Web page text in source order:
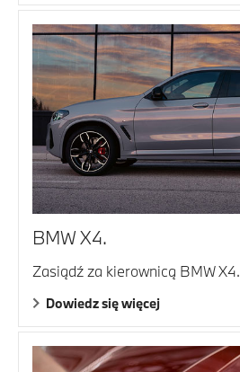
BMW X4.
Zasiądź za kierownicą BMW X4.
Dowiedz się więcej